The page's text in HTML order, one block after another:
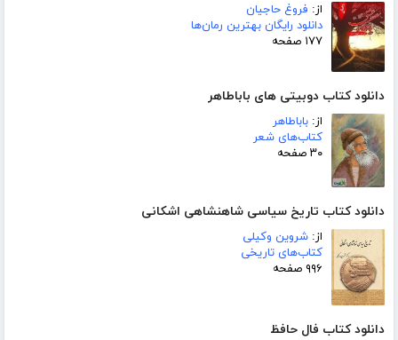
از: فروغ حاجیان
دانلود رایگان بهترین رمان‌ها
۱۷۷ صفحه
دانلود کتاب دوبیتی های باباطاهر
از: باباطاهر
کتاب‌های شعر
۳۰ صفحه
دانلود کتاب تاریخ سیاسی شاهنشاهی اشکانی
از: شروین وکیلی
کتاب‌های تاریخی
۹۹۶ صفحه
دانلود کتاب فال حافظ